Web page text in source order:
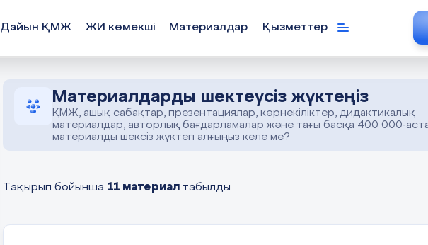
Дайын ҚМЖ ЖИ көмекші Материалдар Қызметтер
Материалдарды шектеусіз жүктеңіз
ҚМЖ, ашық сабақтар, презентациялар, көрнекіліктер, дидактикалық
материалдар, авторлық бағдарламалар және тағы басқа 400 000-
материалды шексіз жүктеп алғыңыз келе ме?
Тақырып бойынша 11 материал табылды